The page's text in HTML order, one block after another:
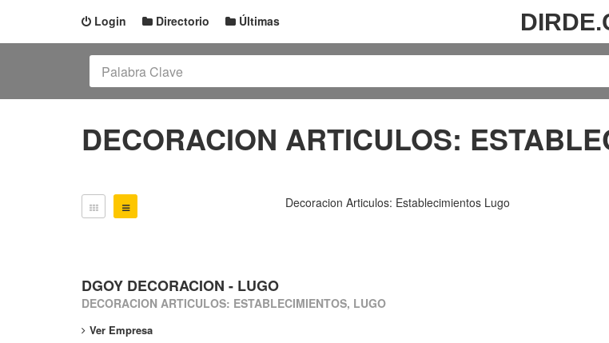
Login Directorio Últimas
DECORACION ARTICULOS:
Decoracion Articulos: Establecimientos Lugo
DGOY DECORACION - LUGO
DECORACION ARTICULOS: ESTABLECIMIENTOS, LUGO
Ver Empresa